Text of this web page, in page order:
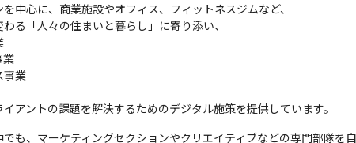
中心に、商業施設やオフィス、フィットネスジムなど、
る「人々の住まいと暮らし」に寄り添い、
業
事業
アントの課題を解決するためのデジタル施策を提供しています。
も、マーケティングセクションやクリエイティブなどの専門部隊を